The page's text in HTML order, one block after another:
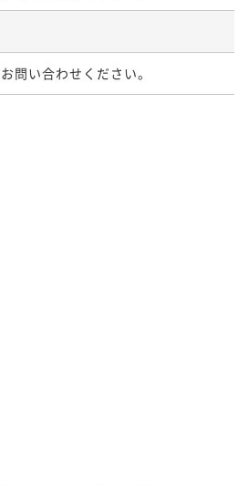
問い合わせください。